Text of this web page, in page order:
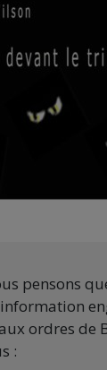
pensons
ordres de
: